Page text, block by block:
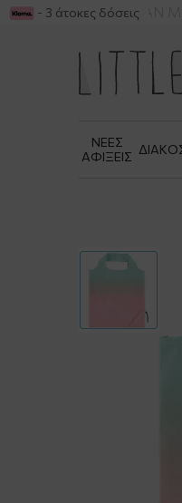
ΔΩΡΕΑΝ
- 3 άτοκες δόσεις
ΝΕΕΣ
ΑΦΙΞΕΙΣ